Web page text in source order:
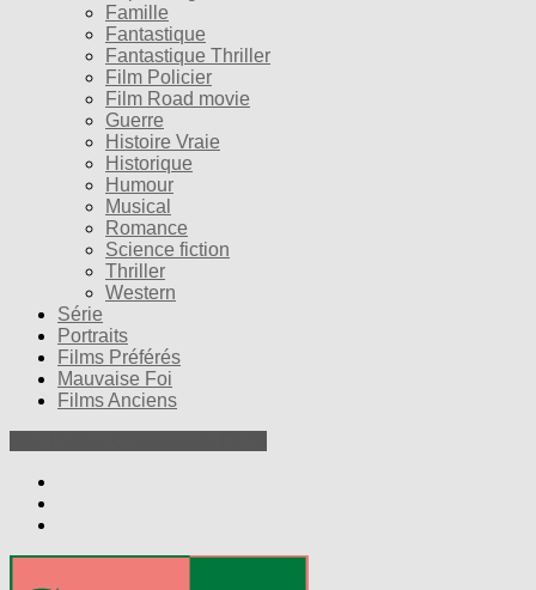
Famille
Fantastique
Fantastique Thriller
Film Policier
Film Road movie
Guerre
Histoire Vraie
Historique
Humour
Musical
Romance
Science fiction
Thriller
Western
Série
Portraits
Films Préférés
Mauvaise Foi
Films Anciens